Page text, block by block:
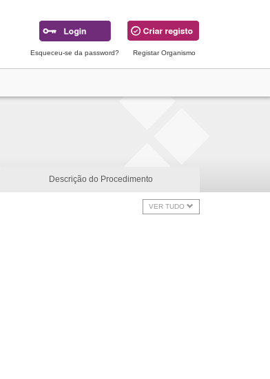
Esqueceu-se da password? Registar Organismo
Descrição do Procedimento
VER TUDO